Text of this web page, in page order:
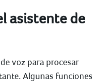
asistente de
voz para procesar
Algunas funciones